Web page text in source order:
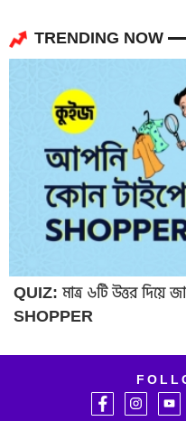
TRENDING NOW
QUIZ: মাত্র ৬টি উত্তর দিয়ে
SHOPPER